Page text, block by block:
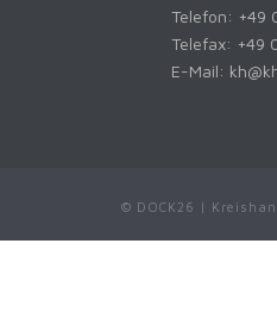
Telefon: +49
Telefax: +49
E-Mail:
© DOCK26 |